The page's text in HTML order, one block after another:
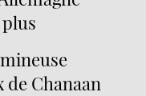
de Chanaan